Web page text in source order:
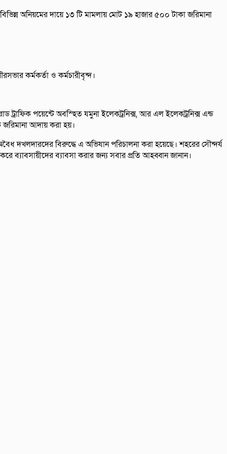
অনিয়মের দায়ে ১৩ টি মামলায় মোট ১৯ হাজার ৫০০ টাকা জরিমানা
কর্মকর্তা ও কর্মচারীবৃন্দ।
ট্রাফিক পয়েন্টে অবস্হিত যমুনা ইলেকট্রনিক্স, আর এল ইলেকট্রনিক্স এন্ড
জরিমানা আদায় করা হয়।
দখলদারদের বিরুদ্ধে এ অভিযান পরিচালনা করা হয়েছে। শহরের সৌন্দর্য
ব্যাবসায়ীদের ব্যাবসা করার জন্য সবার প্রতি আহব্বান জানান।